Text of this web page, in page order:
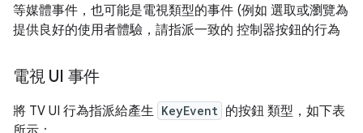
等媒體事件，也可能是電視類型的事件 (例如 選取或瀏覽為
提供良好的使用者體驗，請指派一致的 控制器按鈕的行為
電視 UI 事件
將 TV UI 行為指派給產生 KeyEvent 的按鈕 類型，如下表